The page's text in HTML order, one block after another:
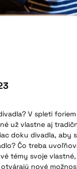
V spleti foriem
už vlastne aj
doku divadla, aby
Čo treba
témy svoje
nové